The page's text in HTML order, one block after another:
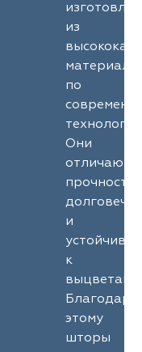
из
по
Они
и
к
Благодаря
этому
шторы